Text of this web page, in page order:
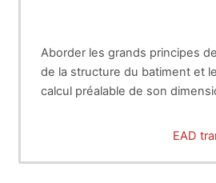
Aborder les grands principes
de la structure du batiment et
calcul préalable de son
EAD